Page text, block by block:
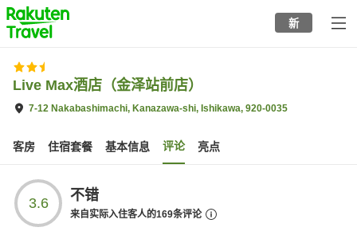
to
top
page
新
Live Max酒店（金泽站前店）
7-12 Nakabashimachi, Kanazawa-shi, Ishikawa, 920-0035
客房 住宿套餐 基本信息 评论 亮点
3.6 不错
来自实际入住客人的169条评论